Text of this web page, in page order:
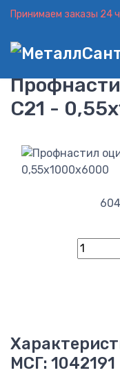
Принимаем заказы 24
С21 -
МСГ: 1042191